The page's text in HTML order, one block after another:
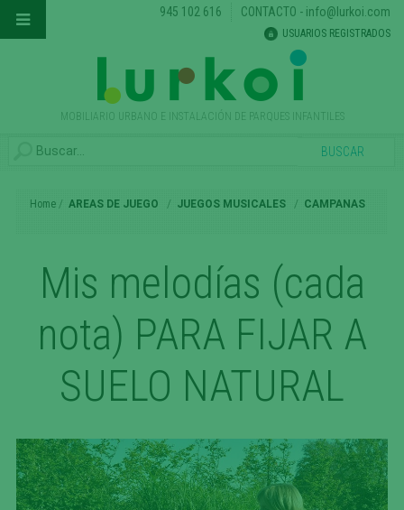
MOBILIARIO URBANO E INSTALACIÓN DE PARQUES INFANTILES
945 102 616 CONTACTO - info@lurkoi.com
USUARIOS REGISTRADOS
Home AREAS DE JUEGO JUEGOS MUSICALES CAMPANAS
Mis melodías (cada
nota) PARA FIJAR A
SUELO NATURAL